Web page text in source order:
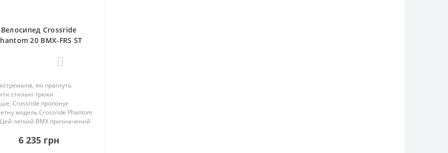
Велосипед Crossride
20 BMX-FRS ST
які прагнуть
стильні трюки
Crossride пропонує
модель Crossride Phantom
легкий BMX призначений
райдерів, які володіють
дерт і стріт. Сталева рама..
6 235 грн